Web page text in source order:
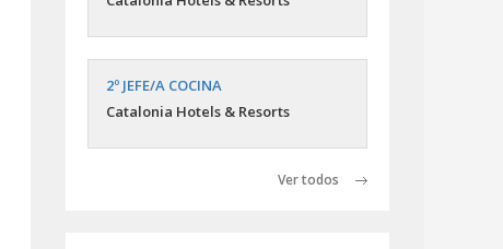
2º JEFE/A COCINA
Catalonia Hotels & Resorts
Ver todos